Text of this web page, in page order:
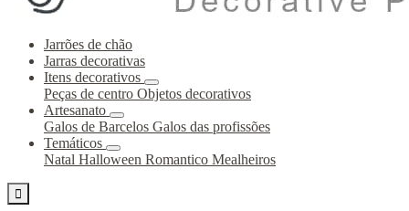
Jarrões de chão
Jarras decorativas
Itens decorativos
Peças de centro Objetos decorativos
Artesanato
Galos de Barcelos Galos das profissões
Temáticos
Natal Halloween Romantico Mealheiros
